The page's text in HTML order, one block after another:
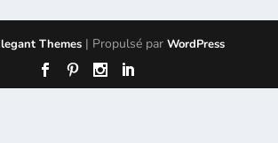
Themes| Propulsé par WordPress